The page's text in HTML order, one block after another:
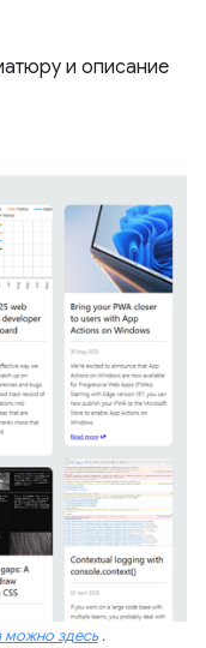
и описание
можно здесь.